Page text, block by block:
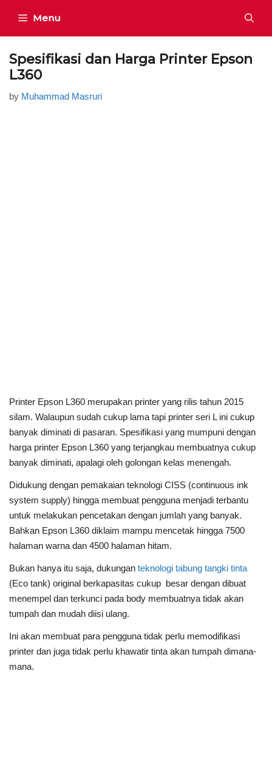
content
Menu
Spesifikasi dan Harga Printer Epson
L360
by Muhammad Masruri
Printer Epson L360 merupakan printer yang rilis tahun 2015
silam. Walaupun sudah cukup lama tapi printer seri L ini cukup
banyak diminati di pasaran. Spesifikasi yang mumpuni dengan
harga printer Epson L360 yang terjangkau membuatnya cukup
banyak diminati, apalagi oleh golongan kelas menengah.
Didukung dengan pemakaian teknologi CISS (continuous ink
system supply) hingga membuat pengguna menjadi terbantu
untuk melakukan pencetakan dengan jumlah yang banyak.
Bahkan Epson L360 diklaim mampu mencetak hingga 7500
halaman warna dan 4500 halaman hitam.
Bukan hanya itu saja, dukungan teknologi tabung tangki tinta
(Eco tank) original berkapasitas cukup besar dengan dibuat
menempel dan terkunci pada body membuatnya tidak akan
tumpah dan mudah diisi ulang.
Ini akan membuat para pengguna tidak perlu memodifikasi
printer dan juga tidak perlu khawatir tinta akan tumpah dimana-
mana.